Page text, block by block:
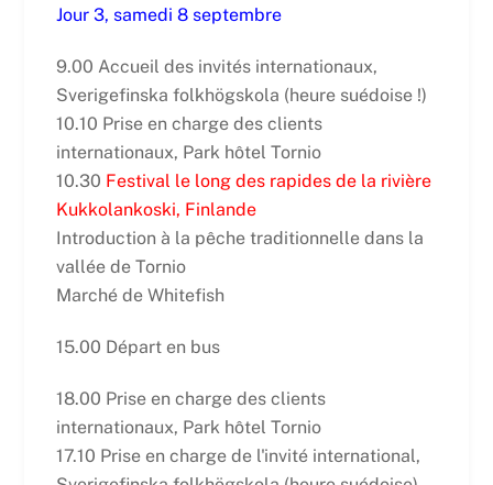
Jour 3, samedi 8 septembre
9.00 Accueil des invités internationaux,
Sverigefinska folkhögskola (heure suédoise !)
10.10 Prise en charge des clients
internationaux, Park hôtel Tornio
10.30 Festival le long des rapides de la rivière
Kukkolankoski, Finlande
Introduction à la pêche traditionnelle dans la
vallée de Tornio
Marché de Whitefish
15.00 Départ en bus
18.00 Prise en charge des clients
internationaux, Park hôtel Tornio
17.10 Prise en charge de l'invité international,